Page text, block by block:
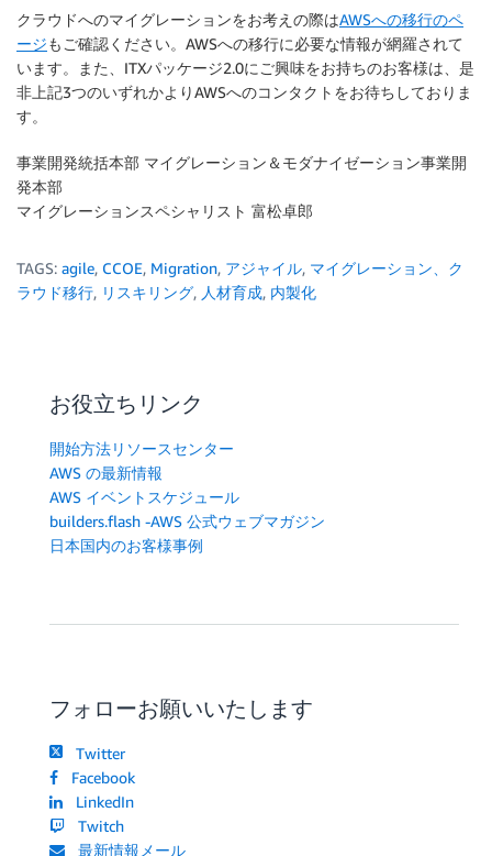
クラウドへのマイグレーションをお考えの際はAWSへの移行のペ
ージもご確認ください。AWSへの移行に必要な情報が網羅されて
います。また、ITXパッケージ2.0にご興味をお持ちのお客様は、是
非上記3つのいずれかよりAWSへのコンタクトをお待ちしておりま
す。
事業開発統括本部 マイグレーション＆モダナイゼーション事業開
発本部
マイグレーションスペシャリスト 富松卓郎
TAGS: agile, CCOE, Migration, アジャイル, マイグレーション、ク
ラウド移行, リスキリング, 人材育成, 内製化
お役立ちリンク
開始方法リソースセンター
AWS の最新情報
AWS イベントスケジュール
builders.flash -AWS 公式ウェブマガジン
日本国内のお客様事例
フォローお願いいたします
Twitter
Facebook
LinkedIn
Twitch
最新情報メール